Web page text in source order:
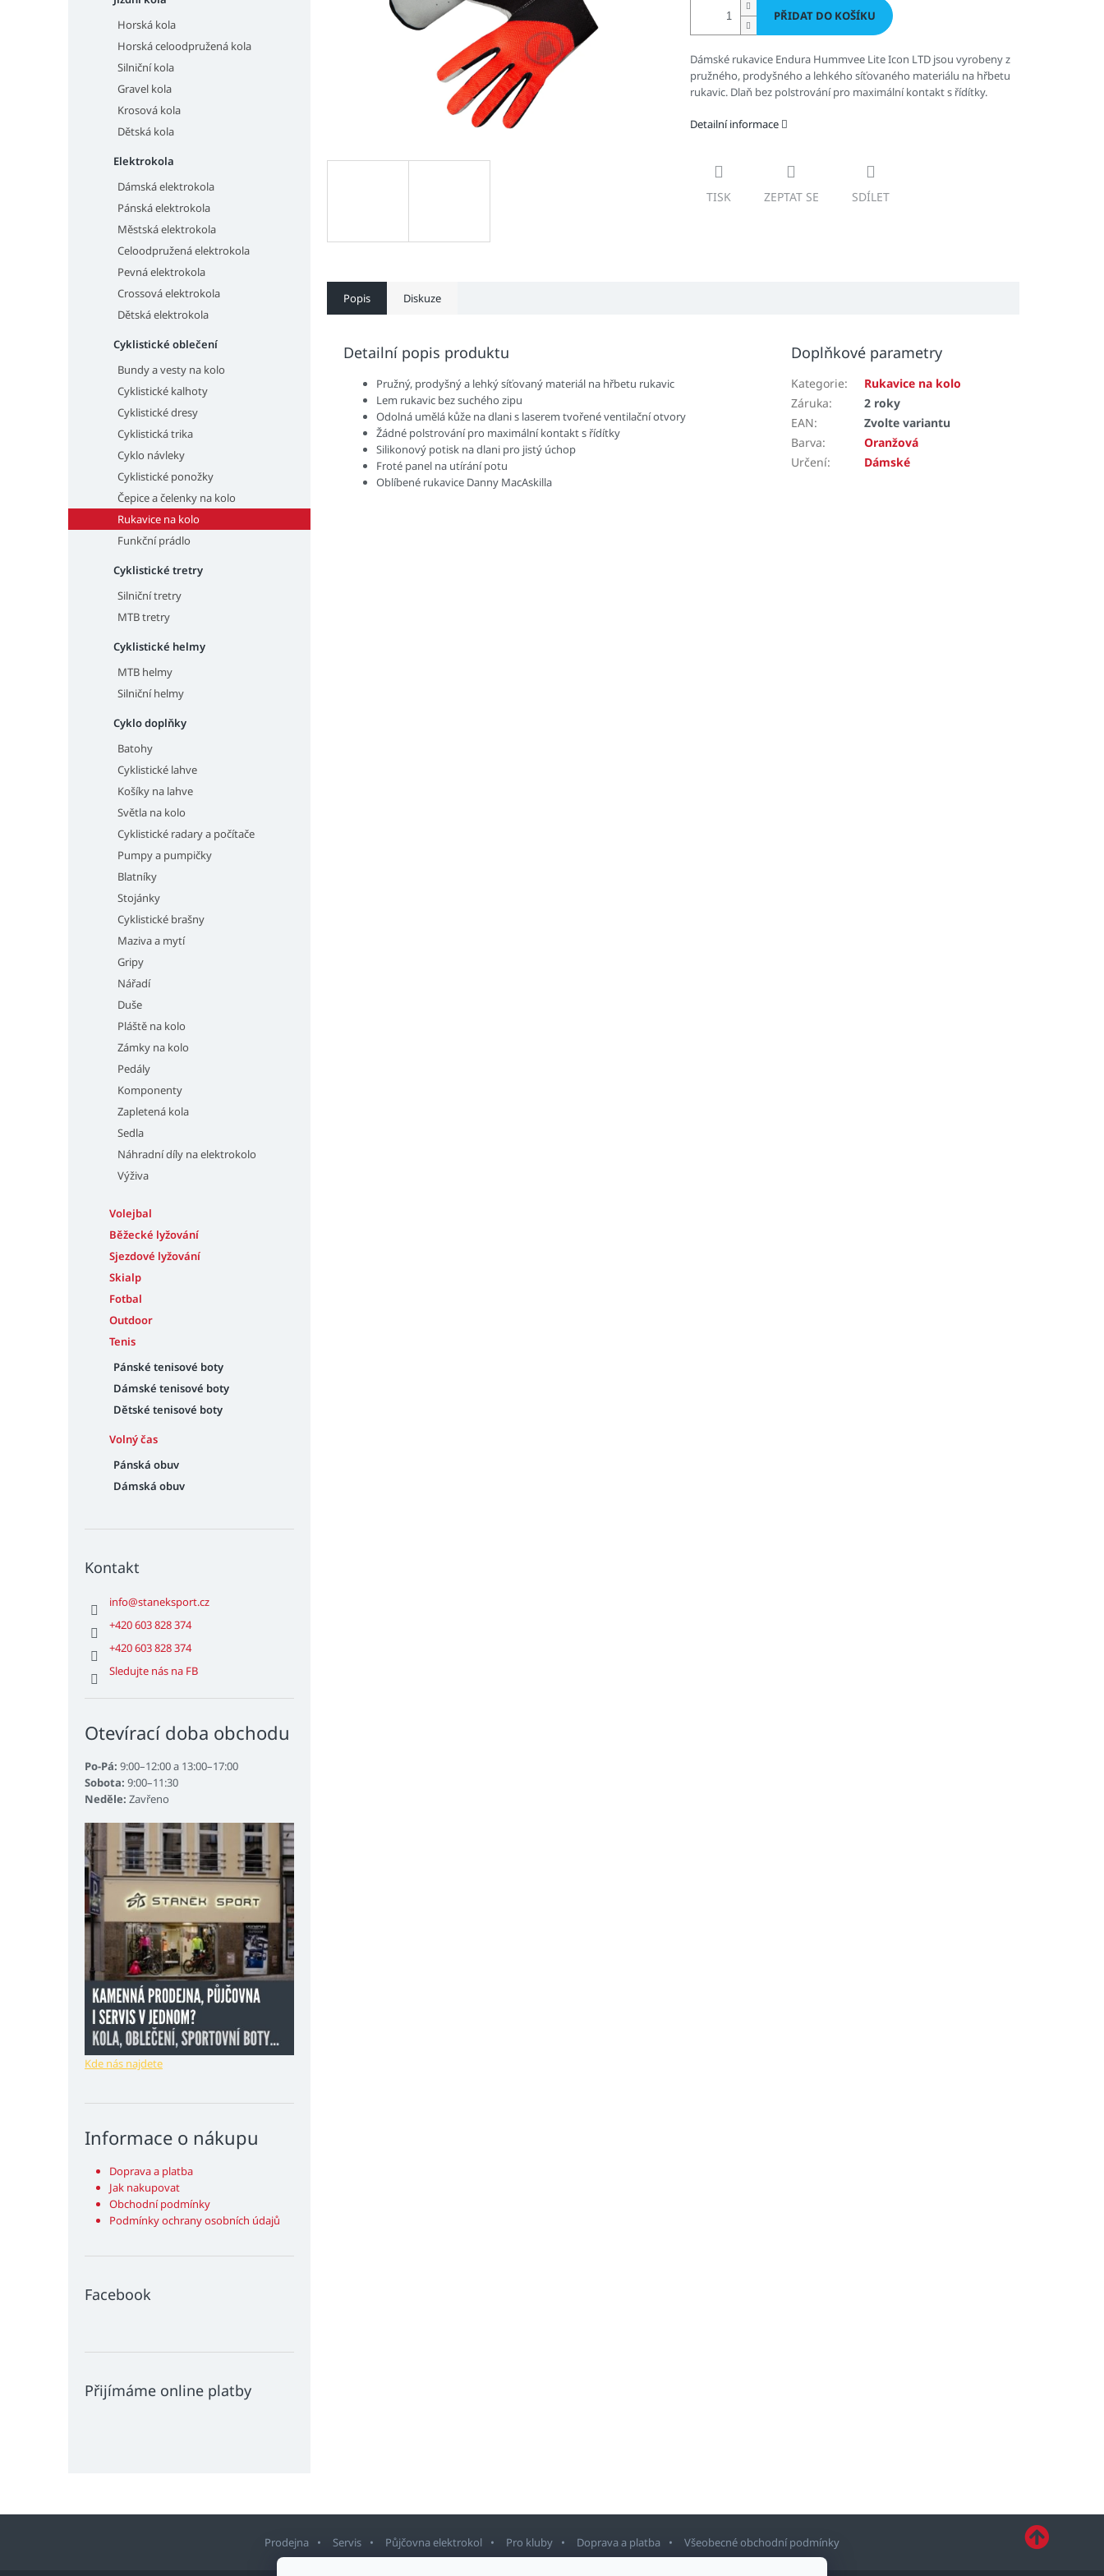
Horská kola
Horská celoodpružená kola
Silniční kola
Gravel kola
Krosová kola
Dětská kola
Elektrokola
Dámská elektrokola
Pánská elektrokola
Městská elektrokola
Celoodpružená elektrokola
Pevná elektrokola
Crossová elektrokola
Dětská elektrokola
Cyklistické oblečení
Bundy a vesty na kolo
Cyklistické kalhoty
Cyklistické dresy
Cyklistická trika
Cyklo návleky
Cyklistické ponožky
Čepice a čelenky na kolo
Rukavice na kolo
Funkční prádlo
Cyklistické tretry
Silniční tretry
MTB tretry
Cyklistické helmy
MTB helmy
Silniční helmy
Cyklo doplňky
Batohy
Cyklistické lahve
Košíky na lahve
Světla na kolo
Cyklistické radary a počítače
Pumpy a pumpičky
Blatníky
Stojánky
Cyklistické brašny
Maziva a mytí
Gripy
Nářadí
Duše
Pláště na kolo
Zámky na kolo
Pedály
Komponenty
Zapletená kola
Sedla
Náhradní díly na elektrokolo
Výživa
Volejbal
Běžecké lyžování
Sjezdové lyžování
Skialp
Fotbal
Outdoor
Tenis
Pánské tenisové boty
Dámské tenisové boty
Dětské tenisové boty
Volný čas
Pánská obuv
Dámská obuv
Kontakt
info@staneksport.cz
+420 603 828 374
+420 603 828 374
Sledujte nás na FB
Otevírací doba obchodu
Po-Pá: 9:00–12:00 a 13:00–17:00
Sobota: 9:00–11:30
Neděle: Zavřeno
Kde nás najdete
Informace o nákupu
Doprava a platba
Jak nakupovat
Obchodní podmínky
Podmínky ochrany osobních údajů
Facebook
Přijímáme online platby
PŘIDAT DO KOŠÍKU
Dámské rukavice Endura Hummvee Lite Icon LTD jsou vyrobeny z
pružného, prodyšného a lehkého síťovaného materiálu na hřbetu
rukavic. Dlaň bez polstrování pro maximální kontakt s řídítky.
Detailní informace
TISK ZEPTAT SE SDÍLET
Popis Diskuze
Detailní popis produktu
Pružný, prodyšný a lehký síťovaný materiál na hřbetu rukavic
Lem rukavic bez suchého zipu
Odolná umělá kůže na dlani s laserem tvořené ventilační otvory
Žádné polstrování pro maximální kontakt s řídítky
Silikonový potisk na dlani pro jistý úchop
Froté panel na utírání potu
Oblíbené rukavice Danny MacAskilla
Doplňkové parametry
Kategorie:
Rukavice na kolo
Záruka:
2 roky
EAN:
Zvolte variantu
Barva:
Oranžová
Určení: Dámské
Prodejna Servis Půjčovna elektrokol Pro kluby Doprava a platba Všeobecné obchodní podmínky